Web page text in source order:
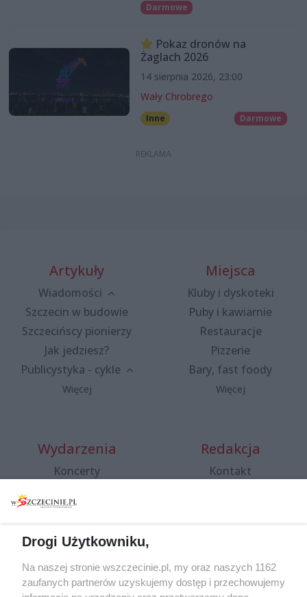
Darmowe
Pokaz dronów na
Żaglach 2026
14 sierpnia 2026, 23:00
Wały Chrobrego
Inne Darmowe
Artykuły
Wiadomości
Szczecin w budowie
Szczecińscy pionierzy
Jak jedziesz?
Publicystyka - cykle
Więcej
Miejsca
Kluby i dyskoteki
Puby i kawiarnie
Restauracje
Pizzerie
Bary, fast foody
Więcej
Wydarzenia
Koncerty
Spacery i oprowadzania
targi
Wernisaże
Więcej
Redakcja
Kontakt
Specjalny koncert z okazji
20. urodzin portalu
Drogi Użytkowniku,
Na naszej stronie wszczecinie.pl, my oraz naszych 1162
zaufanych partnerów uzyskujemy dostęp i przechowujemy